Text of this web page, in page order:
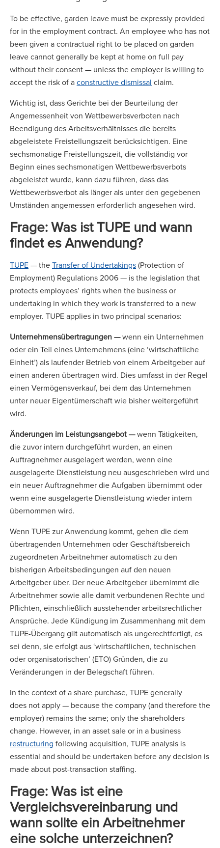
To be effective, garden leave must be expressly provided
for in the employment contract. An employee who has not
been given a contractual right to be placed on garden
leave cannot generally be kept at home on full pay
without their consent — unless the employer is willing to
accept the risk of aconstructive dismissal claim.
Wichtig ist, dass Gerichte bei der Beurteilung der
Angemessenheit von Wettbewerbsverboten nach
Beendigung des Arbeitsverhältnisses die bereits
abgeleistete Freistellungszeit berücksichtigen. Eine
sechsmonatige Freistellungszeit, die vollständig vor
Beginn eines sechsmonatigen Wettbewerbsverbots
abgeleistet wurde, kann dazu führen, dass das
Wettbewerbsverbot als länger als unter den gegebenen
Umständen angemessen erforderlich angesehen wird.
Frage: Was ist TUPE und wann
findet es Anwendung?
TUPE— theTransfer of Undertakings(Protection of
Employment) Regulations 2006 — is the legislation that
protects employees’ rights when the business or
undertaking in which they work is transferred to a new
employer. TUPE applies in two principal scenarios:
Unternehmensübertragungen —wenn ein Unternehmen
oder ein Teil eines Unternehmens (eine ‘wirtschaftliche
Einheit’) als laufender Betrieb von einem Arbeitgeber auf
einen anderen übertragen wird. Dies umfasst in der Regel
einen Vermögensverkauf, bei dem das Unternehmen
unter neuer Eigentümerschaft wie bisher weitergeführt
wird.
Änderungen im Leistungsangebot —wenn Tätigkeiten,
die zuvor intern durchgeführt wurden, an einen
Auftragnehmer ausgelagert werden, wenn eine
ausgelagerte Dienstleistung neu ausgeschrieben wird und
ein neuer Auftragnehmer die Aufgaben übernimmt oder
wenn eine ausgelagerte Dienstleistung wieder intern
übernommen wird.
Wenn TUPE zur Anwendung kommt, gehen die dem
übertragenden Unternehmen oder Geschäftsbereich
zugeordneten Arbeitnehmer automatisch zu den
bisherigen Arbeitsbedingungen auf den neuen
Arbeitgeber über. Der neue Arbeitgeber übernimmt die
Arbeitnehmer sowie alle damit verbundenen Rechte und
Pflichten, einschließlich ausstehender arbeitsrechtlicher
Ansprüche. Jede Kündigung im Zusammenhang mit dem
TUPE-Übergang gilt automatisch als ungerechtfertigt, es
sei denn, sie erfolgt aus ‘wirtschaftlichen, technischen
oder organisatorischen’ (ETO) Gründen, die zu
Veränderungen in der Belegschaft führen.
In the context of a share purchase, TUPE generally
does not apply — because the company (and therefore the
employer) remains the same; only the shareholders
change. However, in an asset sale or in a business
restructuring following acquisition, TUPE analysis is
essential and should be undertaken before any decision is
made about post-transaction staffing.
Frage: Was ist eine
Vergleichsvereinbarung und
wann sollte ein Arbeitnehmer
eine solche unterzeichnen?